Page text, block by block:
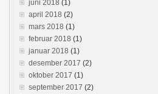
juni 2018 (1)
april 2018 (2)
mars 2018 (1)
februar 2018 (1)
januar 2018 (1)
desember 2017 (2)
oktober 2017 (1)
september 2017 (2)